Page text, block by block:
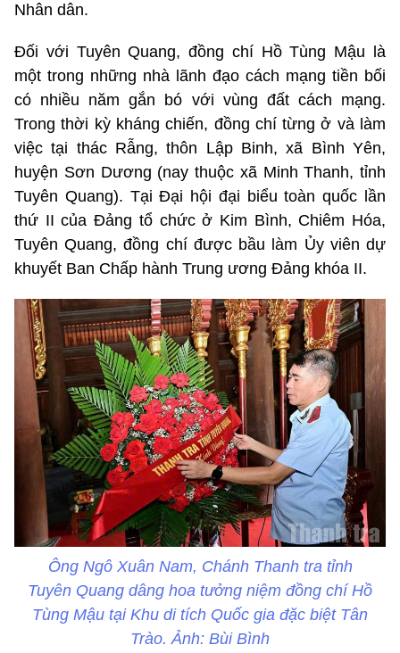
Nhân dân.
Đối với Tuyên Quang, đồng chí Hồ Tùng Mậu là
một trong những nhà lãnh đạo cách mạng tiền bối
có nhiều năm gắn bó với vùng đất cách mạng.
Trong thời kỳ kháng chiến, đồng chí từng ở và làm
việc tại thác Rẫng, thôn Lập Binh, xã Bình Yên,
huyện Sơn Dương (nay thuộc xã Minh Thanh, tỉnh
Tuyên Quang). Tại Đại hội đại biểu toàn quốc lần
thứ II của Đảng tổ chức ở Kim Bình, Chiêm Hóa,
Tuyên Quang, đồng chí được bầu làm Ủy viên dự
khuyết Ban Chấp hành Trung ương Đảng khóa II.
Ông Ngô Xuân Nam, Chánh Thanh tra tỉnh
Tuyên Quang dâng hoa tưởng niệm đồng chí Hồ
Tùng Mậu tại Khu di tích Quốc gia đặc biệt Tân
Trào. Ảnh: Bùi Bình